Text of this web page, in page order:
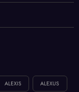
ALEXIS ALEXUS